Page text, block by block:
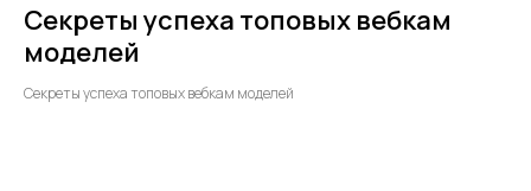
Секреты успеха топовых вебкам
моделей
Секреты успеха топовых вебкам моделей